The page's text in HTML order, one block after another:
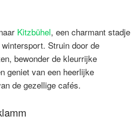
Kitzbühel, een charmant stadje
Struin door de
bewonder de kleurrijke
geniet van een heerlijke
de gezellige cafés.